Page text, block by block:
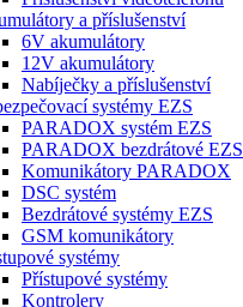
a příslušenství
6V akumulátory
12V akumulátory
Nabíječky a příslušenství
systémy EZS
PARADOX systém EZS
PARADOX bezdrátové EZS
Komunikátory PARADOX
DSC systém
Bezdrátové systémy EZS
GSM komunikátory
systémy
Přístupové systémy
Kontrolery